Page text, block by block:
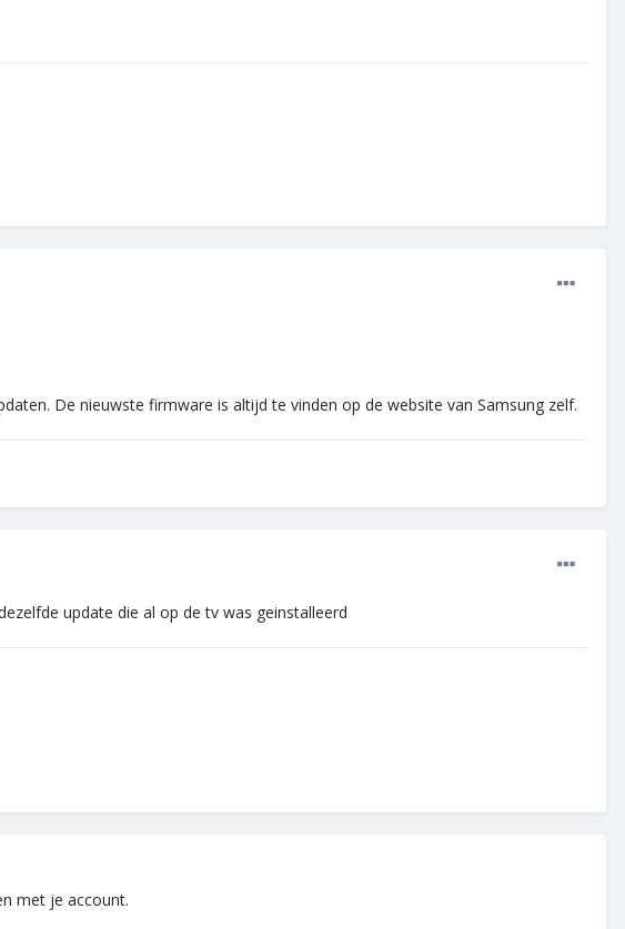
De nieuwste firmware is altijd te vinden op de website van Samsung zelf.
update die al op de tv was geinstalleerd
met je account.